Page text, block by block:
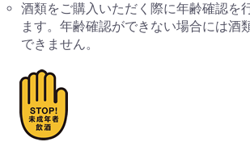
酒類をご購入いただく際に年齢確認を
ます。年齢確認ができない場合には酒
できません。